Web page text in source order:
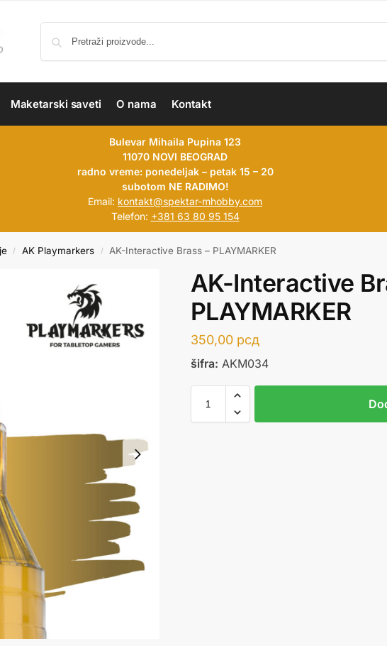
Maketarski saveti O nama Kontakt
Bulevar Mihaila Pupina 123
11070 NOVI BEOGRAD
radno vreme: ponedeljak – petak 15 – 20
subotom NE RADIMO!
Email: kontakt@spektar-mhobby.com
Telefon: +381 63 80 95 154
/ AK Playmarkers / AK-Interactive Brass – PLAYMARKER
AK-Interactive
PLAYMARKER
350,00 рсд
šifra: AKM034